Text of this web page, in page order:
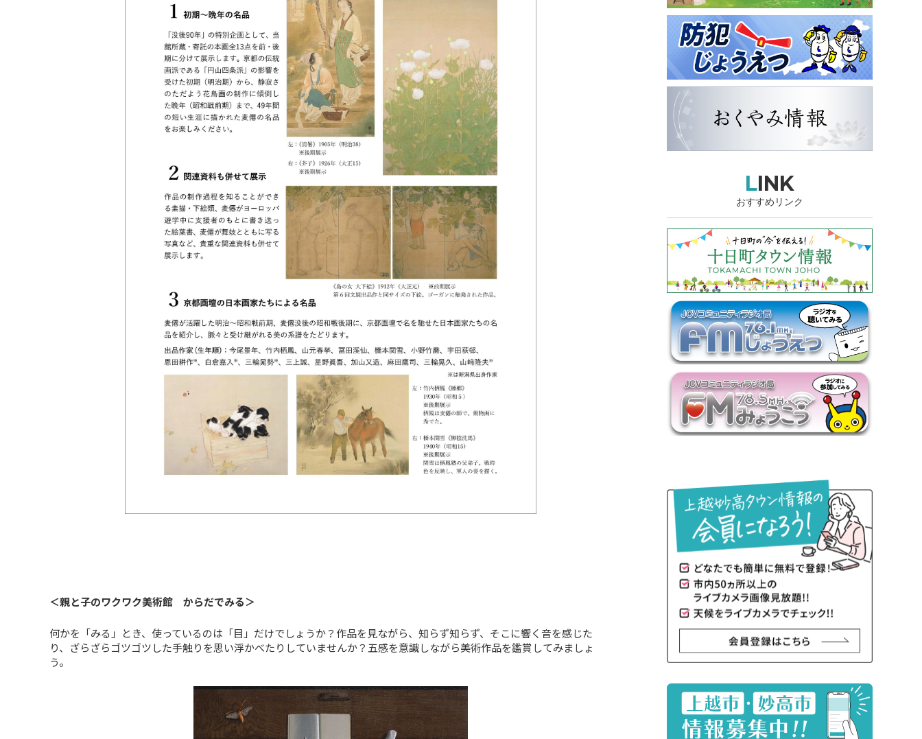
＜親と子のワクワク美術館 からだでみる＞
何かを「みる」とき、使っているのは「目」だけでしょうか？作品を見ながら、知らず知らず、そこに響く音を感じた
り、ざらざらゴツゴツした手触りを思い浮かべたりしていませんか？五感を意識しながら美術作品を鑑賞してみましょ
う。
LINK
おすすめリンク